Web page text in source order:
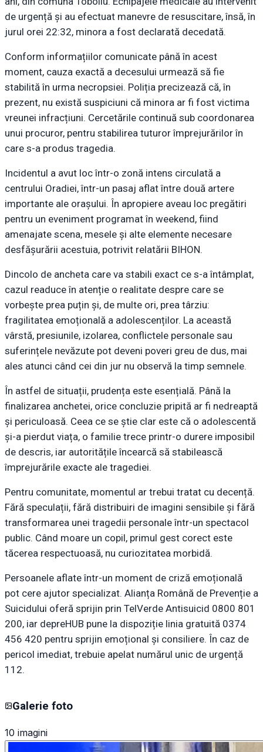
de urgență și au efectuat manevre de resuscitare, însă, în
jurul orei 22:32, minora a fost declarată decedată.
Conform informațiilor comunicate până în acest
moment, cauza exactă a decesului urmează să fie
stabilită în urma necropsiei. Poliția precizează că, în
prezent, nu există suspiciuni că minora ar fi fost victima
vreunei infracțiuni. Cercetările continuă sub coordonarea
unui procuror, pentru stabilirea tuturor împrejurărilor în
care s-a produs tragedia.
Incidentul a avut loc într-o zonă intens circulată a
centrului Oradiei, într-un pasaj aflat între două artere
importante ale orașului. În apropiere aveau loc pregătiri
pentru un eveniment programat în weekend, fiind
amenajate scena, mesele și alte elemente necesare
desfășurării acestuia, potrivit relatării BIHON.
Dincolo de ancheta care va stabili exact ce s-a întâmplat,
cazul readuce în atenție o realitate despre care se
vorbește prea puțin și, de multe ori, prea târziu:
fragilitatea emoțională a adolescenților. La această
vârstă, presiunile, izolarea, conflictele personale sau
suferințele nevăzute pot deveni poveri greu de dus, mai
ales atunci când cei din jur nu observă la timp semnele.
În astfel de situații, prudența este esențială. Până la
finalizarea anchetei, orice concluzie pripită ar fi nedreaptă
și periculoasă. Ceea ce se știe clar este că o adolescentă
și-a pierdut viața, o familie trece printr-o durere imposibil
de descris, iar autoritățile încearcă să stabilească
împrejurările exacte ale tragediei.
Pentru comunitate, momentul ar trebui tratat cu decență.
Fără speculații, fără distribuiri de imagini sensibile și fără
transformarea unei tragedii personale într-un spectacol
public. Când moare un copil, primul gest corect este
tăcerea respectuoasă, nu curiozitatea morbidă.
Persoanele aflate într-un moment de criză emoțională
pot cere ajutor specializat. Alianța Română de Prevenție a
Suicidului oferă sprijin prin TelVerde Antisuicid 0800 801
200, iar depreHUB pune la dispoziție linia gratuită 0374
456 420 pentru sprijin emoțional și consiliere. În caz de
pericol imediat, trebuie apelat numărul unic de urgență
112.
Galerie foto
10 imagini